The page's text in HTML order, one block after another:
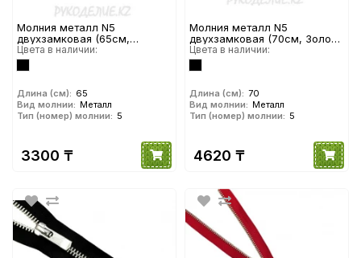
Молния металл N5
двухзамковая (65см,
Никель) YKK
Цвета в наличии:
Длина (см): 65
Вид молнии: Металл
Тип (номер) молнии: 5
3300 ₸
Молния металл N5
двухзамковая (70см, Золото
глянец) YKK
Цвета в наличии:
Длина (см): 70
Вид молнии: Металл
Тип (номер) молнии: 5
4620 ₸